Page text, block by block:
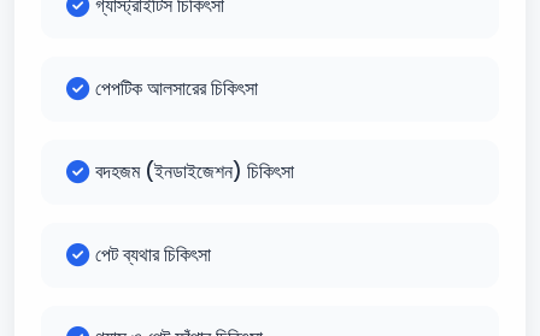
পেপটিক আলসারের চিকিৎসা
বদহজম (ইনডাইজেশন) চিকিৎসা
পেট ব্যথার চিকিৎসা